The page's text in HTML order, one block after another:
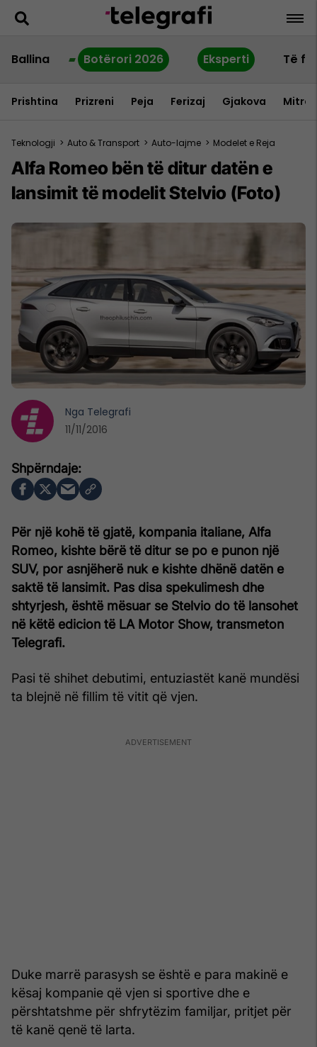
Ballina Botërori 2026 Eksperti Të
Prishtina Prizreni Peja Ferizaj Gjakova
Teknologji > Auto & Transport > Auto-lajme > Modelet e Reja
Alfa Romeo bën të ditur datën e
lansimit të modelit Stelvio (Foto)
Për një kohë të gjatë, kompania italiane, Alfa
Romeo, kishte bërë të ditur se po e punon një
SUV, por asnjëherë nuk e kishte dhënë datën e
saktë të lansimit. Pas disa spekulimesh dhe
shtyrjesh, është mësuar se Stelvio do të lansohet
në këtë edicion të LA Motor Show, transmeton
Telegrafi.
Pasi të shihet debutimi, entuziastët kanë mundësi
ta blejnë në fillim të vitit që vjen.
Duke marrë parasysh se është e para makinë e
kësaj kompanie që vjen si sportive dhe e
përshtatshme për shfrytëzim familjar, pritjet për
të kanë qenë të larta.
Nga Telegrafi
11/11/2016